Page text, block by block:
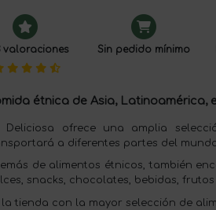
valoraciones Sin pedido mínimo
étnica de Asia, Latinoamérica,
Deliciosa ofrece una amplia
a diferentes partes del
de alimentos étnicos, también
snacks, chocolates, bebidas,
la tienda con la mayor selección de